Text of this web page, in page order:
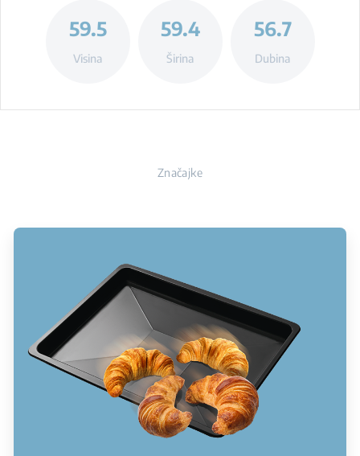
59.5
Visina
59.4
Širina
56.7
Dubina
Značajke